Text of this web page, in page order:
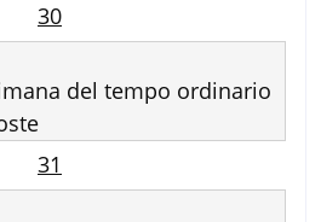
30
del tempo ordinario
31